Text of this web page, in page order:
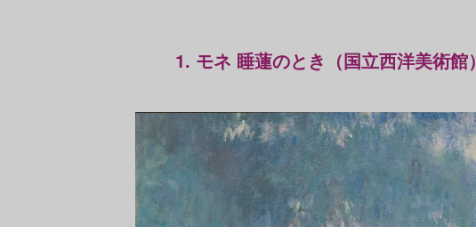
1. モネ 睡蓮のとき（国立西洋美術館）